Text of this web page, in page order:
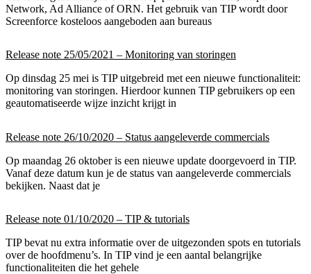
Network, Ad Alliance of ORN. Het gebruik van TIP wordt door
Screenforce kosteloos aangeboden aan bureaus
Release note 25/05/2021 – Monitoring van storingen
Op dinsdag 25 mei is TIP uitgebreid met een nieuwe functionaliteit:
monitoring van storingen. Hierdoor kunnen TIP gebruikers op een
geautomatiseerde wijze inzicht krijgt in
Release note 26/10/2020 – Status aangeleverde commercials
Op maandag 26 oktober is een nieuwe update doorgevoerd in TIP.
Vanaf deze datum kun je de status van aangeleverde commercials
bekijken. Naast dat je
Release note 01/10/2020 – TIP & tutorials
TIP bevat nu extra informatie over de uitgezonden spots en tutorials
over de hoofdmenu’s. In TIP vind je een aantal belangrijke
functionaliteiten die het gehele